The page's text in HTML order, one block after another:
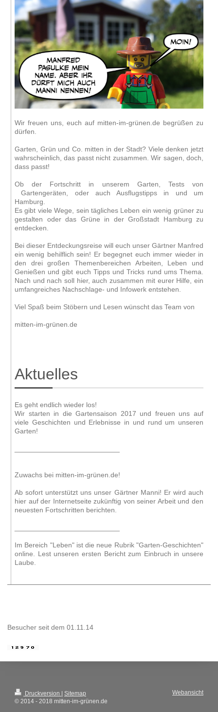
Wir freuen uns, euch auf mitten-im-grünen.de begrüßen zu
dürfen.
Garten, Grün und Co. mitten in der Stadt? Viele denken jetzt
wahrscheinlich, das passt nicht zusammen. Wir sagen, doch,
dass passt!
Ob der Fortschritt in unserem Garten, Tests von
Gartengeräten, oder auch Ausflugstipps in und um
Hamburg.
Es gibt viele Wege, sein tägliches Leben ein wenig grüner zu
gestalten oder das Grüne in der Großstadt Hamburg zu
entdecken.
Bei dieser Entdeckungsreise will euch unser Gärtner Manfred
ein wenig behilflich sein! Er begegnet euch immer wieder in
den drei großen Themenbereichen Arbeiten, Leben und
Genießen und gibt euch Tipps und Tricks rund ums Thema.
Nach und nach soll hier, auch zusammen mit eurer Hilfe, ein
umfangreiches Nachschlage- und Infowerk entstehen.
Viel Spaß beim Stöbern und Lesen wünscht das Team von
mitten-im-grünen.de
Aktuelles
Es geht endlich wieder los!
Wir starten in die Gartensaison 2017 und freuen uns auf
viele Geschichten und Erlebnisse in und rund um unseren
Garten!
Zuwachs bei mitten-im-grünen.de!
Ab sofort unterstützt uns unser Gärtner Manni! Er wird auch
hier auf der Internetseite zukünftig von seiner Arbeit und den
neuesten Fortschritten berichten.
Im Bereich "Leben" ist die neue Rubrik "Garten-Geschichten"
online. Lest unseren ersten Bericht zum Einbruch in unsere
Laube.
Besucher seit dem 01.11.14
Druckversion
Sitemap
© 2014 - 2018 mitten-im-grünen.de
Webansicht